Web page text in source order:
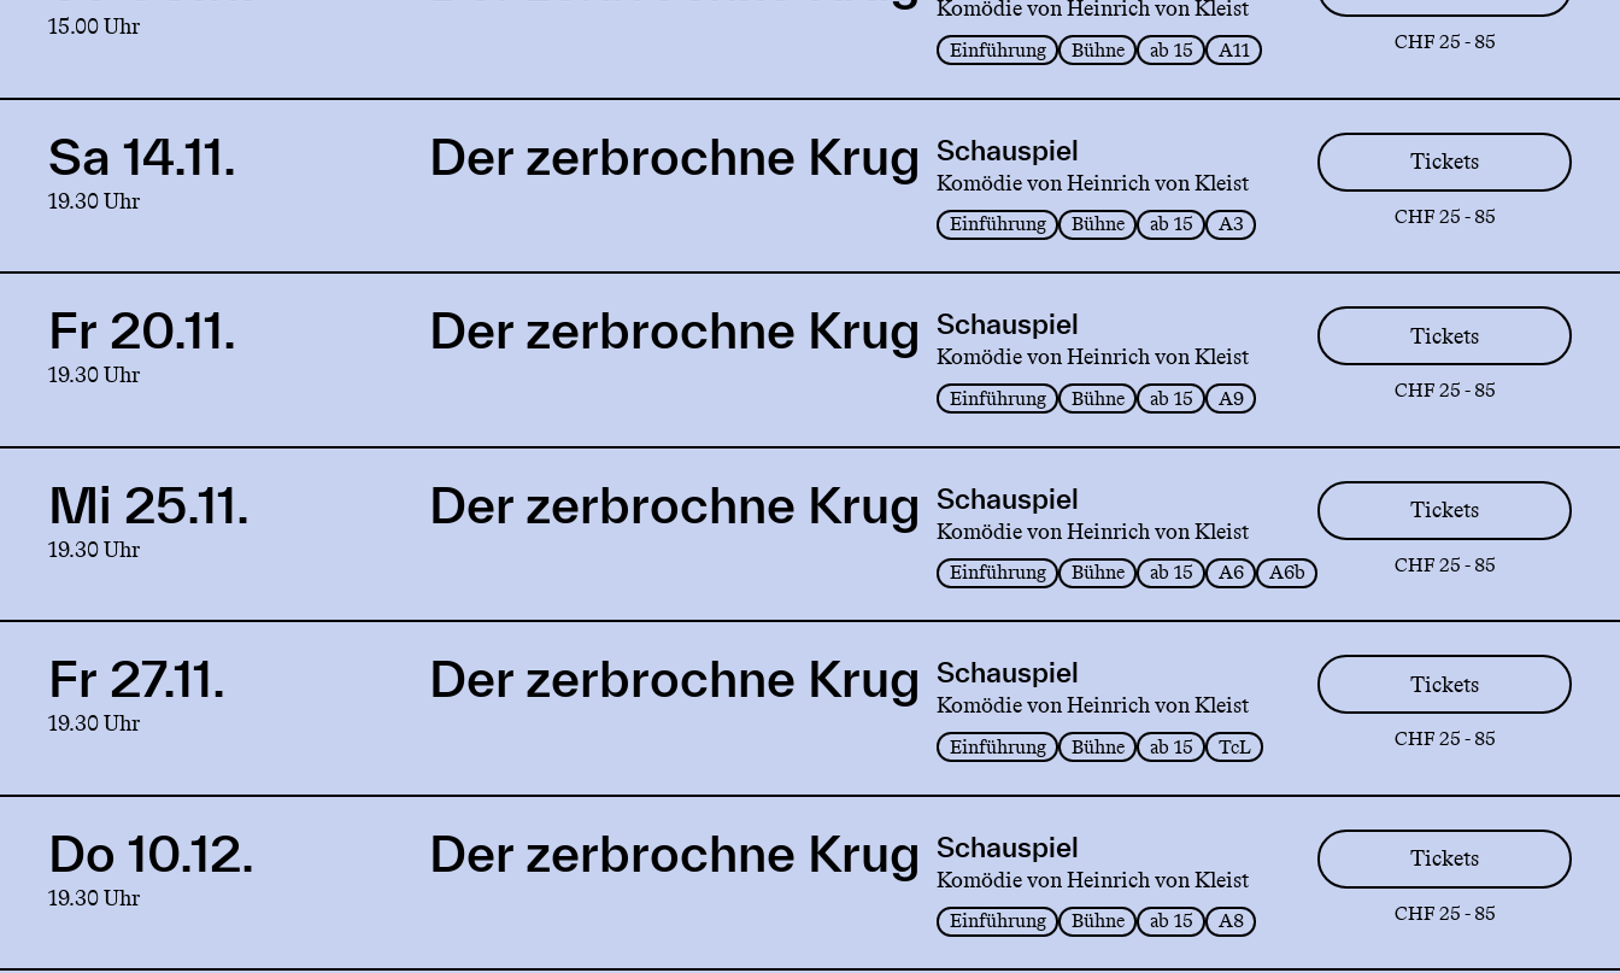
production
zerbrochne
15.00 Uhr
Komödie von Heinrich von Kleist
Einführung Bühne ab 15 A11 CHF 25 - 85
production
zerbrochne
Sa 14.11.
19.30 Uhr
Der zerbrochne Krug Schauspiel
Komödie von Heinrich von Kleist
Einführung Bühne ab 15 A3 CHF 25 - 85
Tickets
production
zerbrochne
Fr 20.11.
19.30 Uhr
Der zerbrochne Krug Schauspiel
Komödie von Heinrich von Kleist
Einführung Bühne ab 15 A9 CHF 25 - 85
Tickets
production
zerbrochne
Mi 25.11.
19.30 Uhr
Der zerbrochne Krug Schauspiel
Komödie von Heinrich von Kleist
Einführung Bühne ab 15 A6 A6b CHF 25 - 85
Tickets
production
zerbrochne
Fr 27.11.
19.30 Uhr
Der zerbrochne Krug Schauspiel
Komödie von Heinrich von Kleist
Einführung Bühne ab 15 TcL CHF 25 - 85
Tickets
production
zerbrochne
Do 10.12.
19.30 Uhr
Der zerbrochne Krug Schauspiel
Komödie von Heinrich von Kleist
Einführung Bühne ab 15 A8 CHF 25 - 85
Tickets